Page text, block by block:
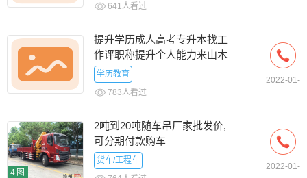
641人看过
提升学历成人高考专升本找工
作评职称提升个人能力来山木
培训
学历教育
783人看过
2022-01-
4图
2吨到20吨随车吊厂家批发价,
可分期付款购车
货车/工程车
2022-01-